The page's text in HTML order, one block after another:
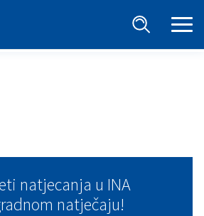
natjecanja u INA
natječaju!